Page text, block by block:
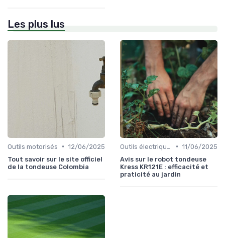
Les plus lus
Outils motorisés • 12/06/2025
Tout savoir sur le site officiel
de la tondeuse Colombia
• 11/06/2025
Avis sur le robot tondeuse
Kress KR121E : efficacité et
praticité au jardin